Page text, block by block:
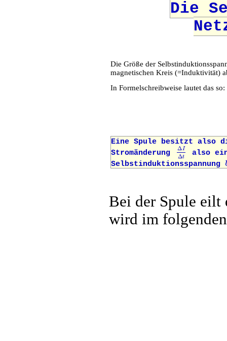
Die
Die Größe der
magnetischen Kreis (=Induktivität)
In Formelschreibweise lautet das so:
Eine Spule besitzt also
Stromänderung
ΔIΔ
also
Selbstinduktionsspannung
Bei der Spule eilt
wird im